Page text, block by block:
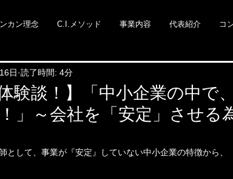
カン理念 C.I.メソッド 事業内容 代表紹介 コ
験談！】「中小企業の中で
」～会社を「安定」させる
日 読了時間: 4分
として、事業が『安定』していない中小企業の特徴から、